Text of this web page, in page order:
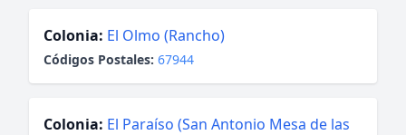
Colonia: El Olmo (Rancho)
Códigos Postales: 67944
Colonia: El Paraíso (San Antonio Mesa de las